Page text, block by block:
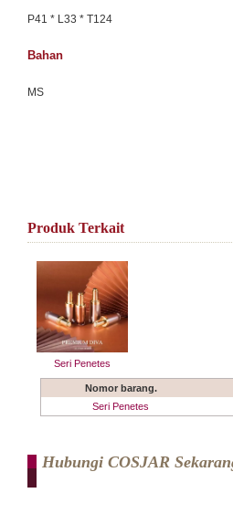
P41 * L33 * T124
Bahan
MS
Produk Terkait
Seri Penetes
Nomor barang.
Seri Penetes
Hubungi COSJAR